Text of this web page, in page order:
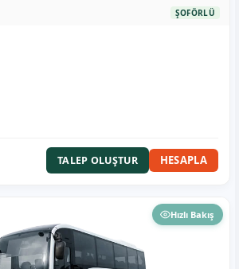
ŞOFÖRLÜ
TALEP OLUŞTUR HESAPLA
Hızlı Bakış